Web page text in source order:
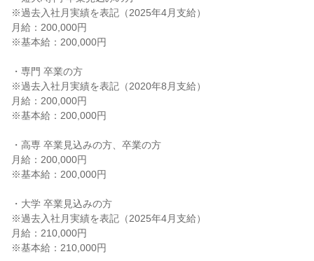
※過去入社月実績を表記（2025年4月支給）
月給：200,000円
※基本給：200,000円
・専門 卒業の方
※過去入社月実績を表記（2020年8月支給）
月給：200,000円
※基本給：200,000円
・高専 卒業見込みの方、卒業の方
月給：200,000円
※基本給：200,000円
・大学 卒業見込みの方
※過去入社月実績を表記（2025年4月支給）
月給：210,000円
※基本給：210,000円